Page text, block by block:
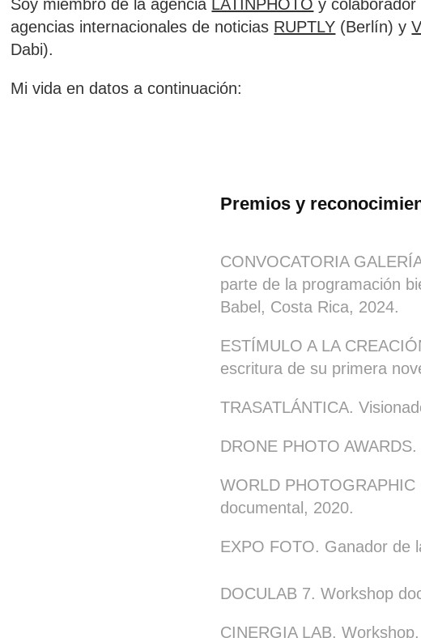
Soy miembro de la agencia LATINPHOTO y colaborador
agencias internacionales de noticias RUPTLY (Berlín) y
Dabi).
Mi vida en datos a continuación:
Premios y
CONVOCATORIA
parte de la programación
Babel, Costa Rica, 2024.
ESTÍMULO A LA
escritura de su primera
TRASATLÁNTICA. V
DRONE PHOTO AWARDS.
WORLD PHOTOGRAPHIC
documental, 2020.
EXPO FOTO. Ganador de
DOCULAB 7. Workshop
CINERGIA LAB.